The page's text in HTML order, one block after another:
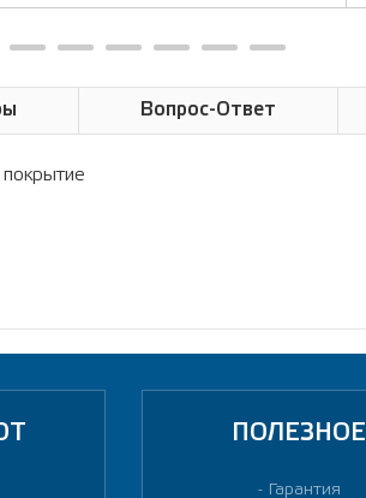
Вопрос-Ответ
ПОЛЕЗНОЕ
Гарантия